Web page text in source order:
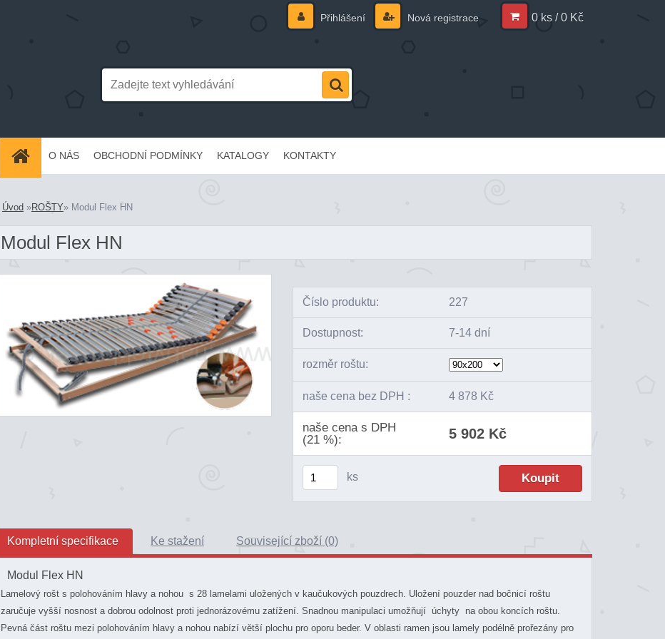
Přihlášení Nová registrace 0 ks / 0 Kč
O NÁS OBCHODNÍ PODMÍNKY KATALOGY KONTAKTY
Úvod »ROŠTY» Modul Flex HN
Modul Flex HN
Číslo produktu: 227
Dostupnost: 7-14 dní
rozměr roštu:
naše cena bez DPH : 4 878 Kč
naše cena s DPH
(21 %):
5 902 Kč
ks
Kompletní specifikace Ke stažení Související zboží (0)
Modul Flex HN
Lamelový rošt s polohováním hlavy a nohou s 28 lamelami uložených v kaučukových pouzdrech. Uložení pouzder nad bočnicí roštu
zaručuje vyšší nosnost a dobrou odolnost proti jednorázovému zatížení. Snadnou manipulaci umožňují úchyty na obou koncích roštu.
Pevná část roštu mezi polohováním hlavy a nohou nabízí větší plochu pro oporu beder. V oblasti ramen jsou lamely podélně prořezány pro